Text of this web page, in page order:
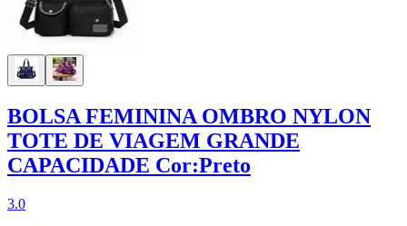
BOLSA FEMININA OMBRO NYLON
TOTE DE VIAGEM GRANDE
CAPACIDADE Cor:Preto
3.0